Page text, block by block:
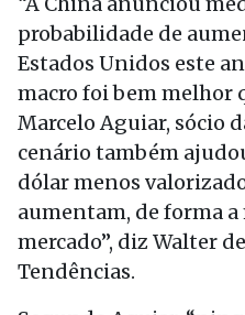
probabilidade de
Estados Unidos este
macro foi bem melhor
Marcelo Aguiar, sócio
cenário também
dólar menos
aumentam, de forma
mercado”, diz Walter
Tendências.